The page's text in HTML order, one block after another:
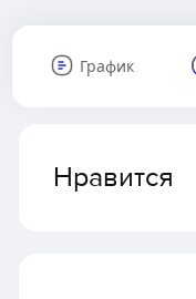
График
Нравится